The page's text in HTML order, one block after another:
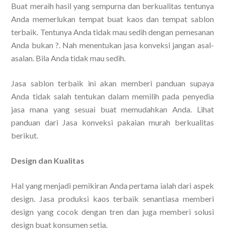
Buat meraih hasil yang sempurna dan berkualitas tentunya
Anda memerlukan tempat buat kaos dan tempat sablon
terbaik. Tentunya Anda tidak mau sedih dengan pemesanan
Anda bukan ?. Nah menentukan jasa konveksi jangan asal-
asalan. Bila Anda tidak mau sedih.
Jasa sablon terbaik ini akan memberi panduan supaya
Anda tidak salah tentukan dalam memilih pada penyedia
jasa mana yang sesuai buat memudahkan Anda. Lihat
panduan dari Jasa konveksi pakaian murah berkualitas
berikut.
Design dan Kualitas
Hal yang menjadi pemikiran Anda pertama ialah dari aspek
design. Jasa produksi kaos terbaik senantiasa memberi
design yang cocok dengan tren dan juga memberi solusi
design buat konsumen setia.